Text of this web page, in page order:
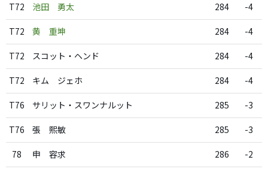
T72 池田 勇太 284 -4
T72 黄 重坤 284 -4
T72 スコット・ヘンド 284 -4
T72 キム ジェホ 284 -4
T76 サリット・スワンナルット 285 -3
T76 張 熙敏 285 -3
78 申 容求 286 -2